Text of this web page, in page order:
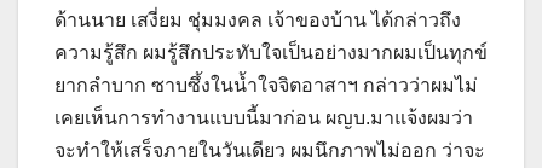
ด้านนาย เสงี่ยม ชุ่มมงคล เจ้าของบ้าน ได้กล่าวถึง
ความรู้สึก ผมรู้สึกประทับใจเป็นอย่างมากผมเป็นทุกข์
ยากลำบาก ซาบซึ้งในน้ำใจจิตอาสาฯ กล่าวว่าผมไม่
เคยเห็นการทำงานแบบนี้มาก่อน ผญบ.มาแจ้งผมว่า
จะทำให้เสร็จภายในวันเดียว ผมนึกภาพไม่ออก ว่าจะ